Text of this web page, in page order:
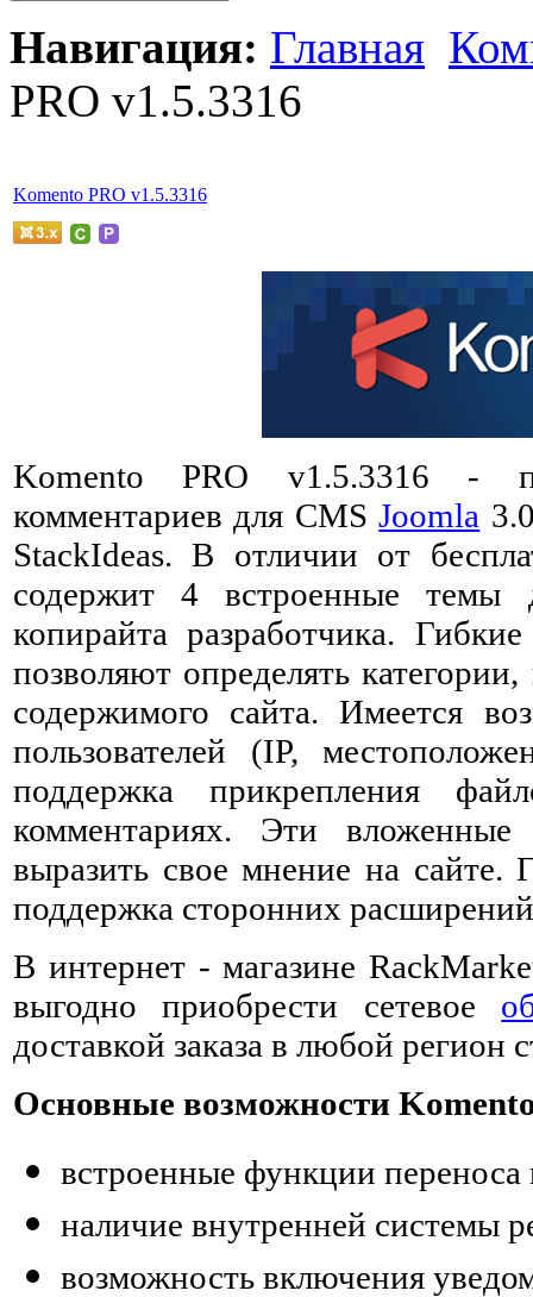
Навигация: Главная
PRO v1.5.3316
Komento PRO v1.5.3316
Komento PRO v1.5.3316 -
комментариев для CMSJoomla
StackIdeas. В отличии от
содержит 4 встроенные темы
копирайта разработчика.
позволяют определять
содержимого сайта. Имеется
пользователей (IP,
поддержка прикрепления
комментариях. Эти
выразить свое мнение на сайте.
поддержка сторонних
В интернет - магазине
выгодно приобрести сетевое
доставкой заказа в любой регион
Основные возможности
встроенные функции
наличие внутренней системы
возможность включения